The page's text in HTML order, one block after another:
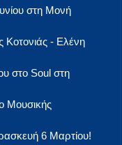
στη Μονή
- Ελένη
στο Soul στη
Μουσικής
6 Μαρτίου!